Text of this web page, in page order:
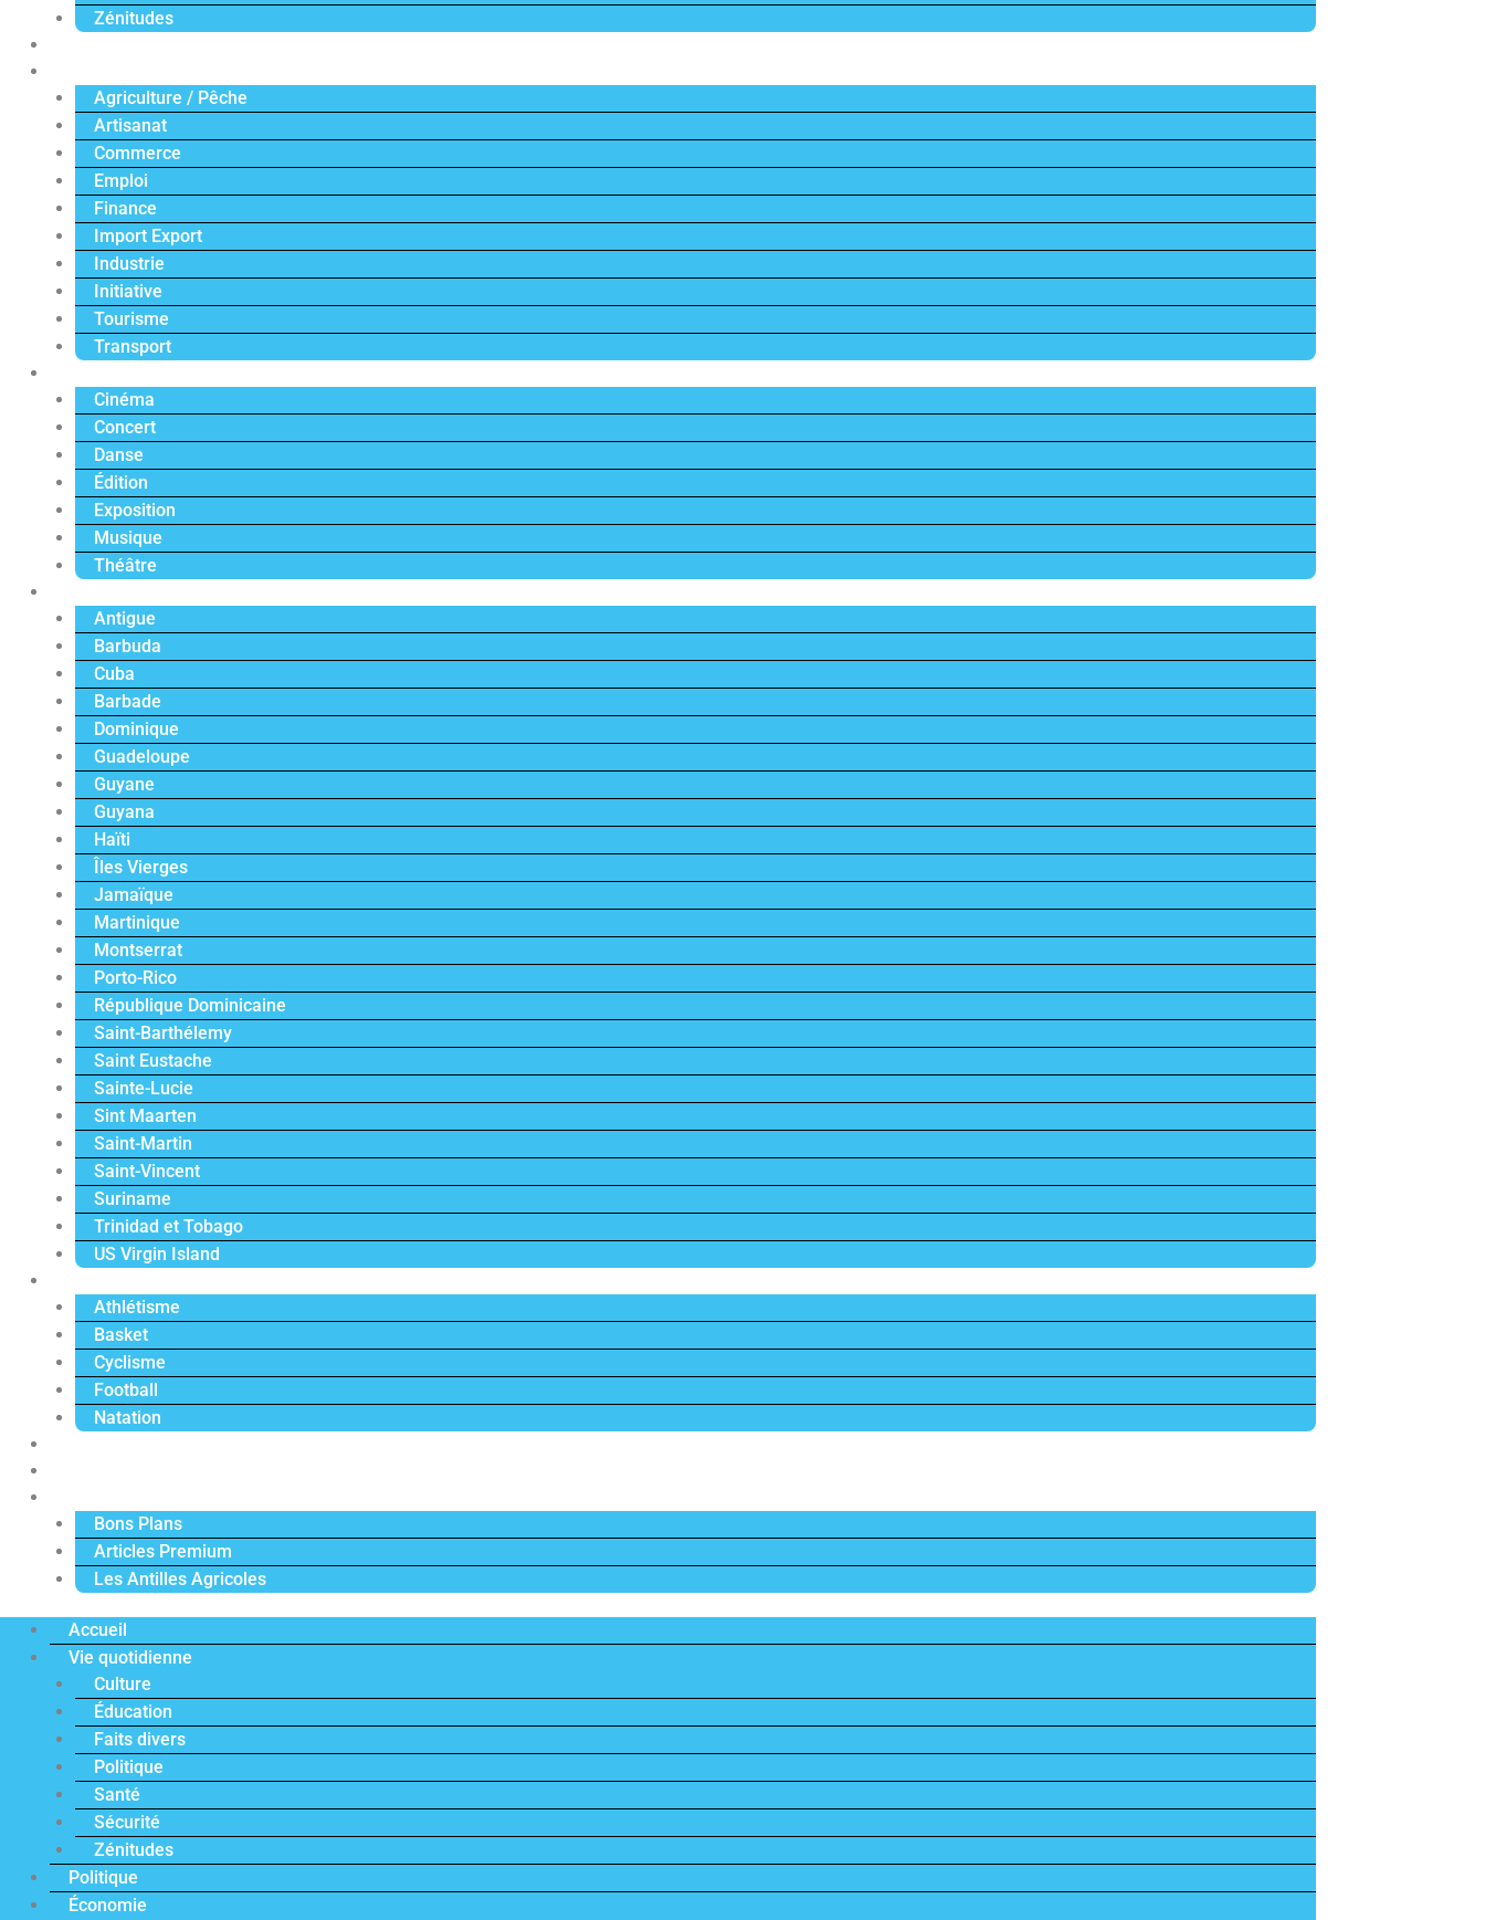
Zénitudes
Agriculture / Pêche
Artisanat
Commerce
Emploi
Finance
Import Export
Industrie
Initiative
Tourisme
Transport
Cinéma
Concert
Danse
Édition
Exposition
Musique
Théâtre
Antigue
Barbuda
Cuba
Barbade
Dominique
Guadeloupe
Guyane
Guyana
Haïti
Îles Vierges
Jamaïque
Martinique
Montserrat
Porto-Rico
République Dominicaine
Saint-Barthélemy
Saint Eustache
Sainte-Lucie
Sint Maarten
Saint-Martin
Saint-Vincent
Suriname
Trinidad et Tobago
US Virgin Island
Athlétisme
Basket
Cyclisme
Football
Natation
Bons Plans
Articles Premium
Les Antilles Agricoles
Accueil
Vie quotidienne
Culture
Éducation
Faits divers
Politique
Santé
Sécurité
Zénitudes
Politique
Économie